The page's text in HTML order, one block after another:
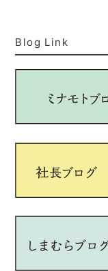
Blog Link